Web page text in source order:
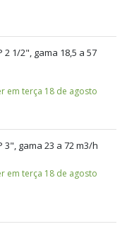
1/2", gama 18,5 a 57
em terça 18 de agosto
gama 23 a 72 m3/h
em terça 18 de agosto